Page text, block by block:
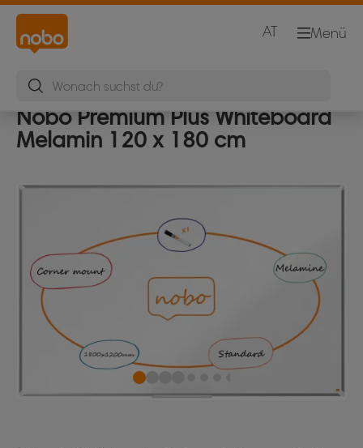
Menü
AT
Nobo Premium Plus Whiteboard
Melamin 120 x 180 cm